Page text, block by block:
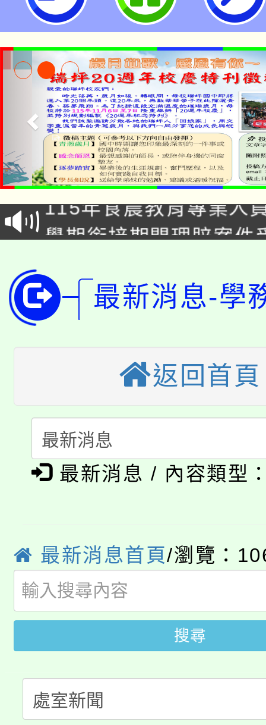
淨零綠生活教案入校路
會
115年食農教育專業人
程
學期銜接期間理賠案件
版
公告本校115學年度第
代理(課)教師甄選結果(
「2026金融保險知識
車」活動
桃園市115學年度學生
生本土語及新住民語歌
公告本校115學年度第
代理(課)教師甄選結果(
公告本校115學年度第
代理(課)教師甄選結果(
轉知中國文化大學推廣
《TA101》溝通分析基
心理、諮商輔導、社會
系所師生報名參加。
淨零綠生活教案入校路
學籍身 分審查程序及
版
淨零綠領人才培育課程
公告本校115學年度第
代理(課)教師甄選結果(
「2026金融保險知識
車」活動
桃園市115學年度學生
生本土語及新住民語歌
公告本校115學年度第
代理(課)教師甄選結果(
公告本校115學年度第
最新消息-學
返回首頁
最新消息 / 內容類型
最新消息首頁/瀏覽：
搜尋